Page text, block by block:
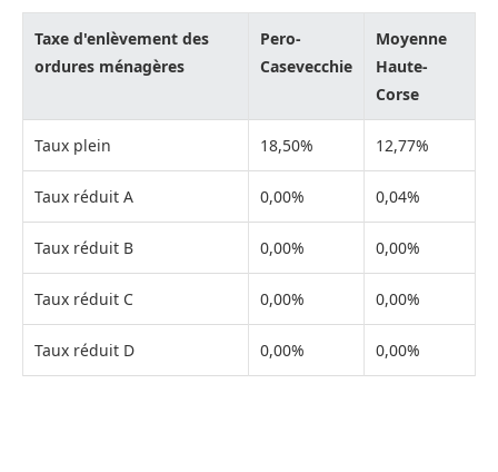
Taxe d'enlèvement des
ordures ménagères
Pero-
Casevecchie
Moyenne
Haute-
Corse
Taux plein 18,50% 12,77%
Taux réduit A 0,00% 0,04%
Taux réduit B 0,00% 0,00%
Taux réduit C 0,00% 0,00%
Taux réduit D 0,00% 0,00%